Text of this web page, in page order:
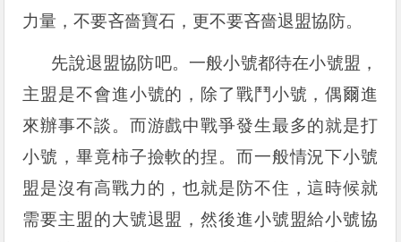
力量，不要吝嗇寶石，更不要吝嗇退盟協防。
先說退盟協防吧。一般小號都待在小號盟，
主盟是不會進小號的，除了戰鬥小號，偶爾進
來辦事不談。而游戲中戰爭發生最多的就是打
小號，畢竟柿子撿軟的捏。而一般情況下小號
盟是沒有高戰力的，也就是防不住，這時候就
需要主盟的大號退盟，然後進小號盟給小號協